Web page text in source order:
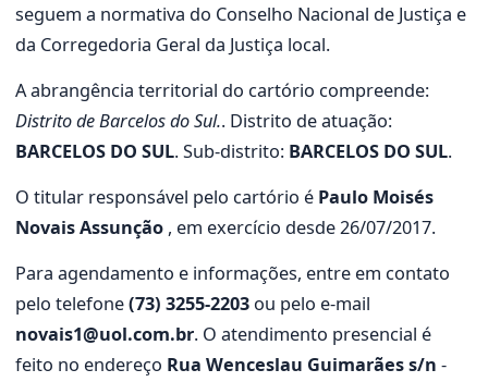
seguem a normativa do Conselho Nacional de Justiça e
da Corregedoria Geral da Justiça local.
A abrangência territorial do cartório compreende:
Distrito de Barcelos do Sul.. Distrito de atuação:
BARCELOS DO SUL. Sub-distrito: BARCELOS DO SUL.
O titular responsável pelo cartório é Paulo Moisés
Novais Assunção , em exercício desde 26/07/2017.
Para agendamento e informações, entre em contato
pelo telefone(73) 3255-2203 ou pelo e-mail
novais1@uol.com.br. O atendimento presencial é
feito no endereço Rua Wenceslau Guimarães s/n -